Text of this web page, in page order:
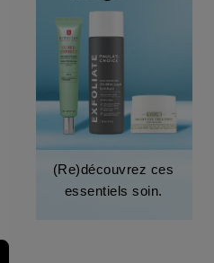
(Re)découvrez ces
essentiels soin.